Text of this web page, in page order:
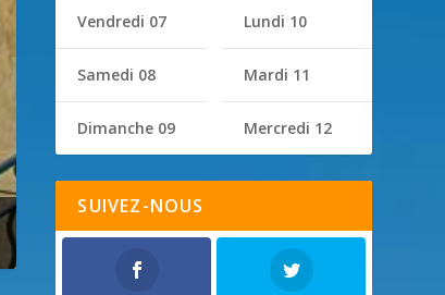
Vendredi 07
Samedi 08
Dimanche 09
Lundi 10
Mardi 11
Mercredi 12
SUIVEZ-NOUS